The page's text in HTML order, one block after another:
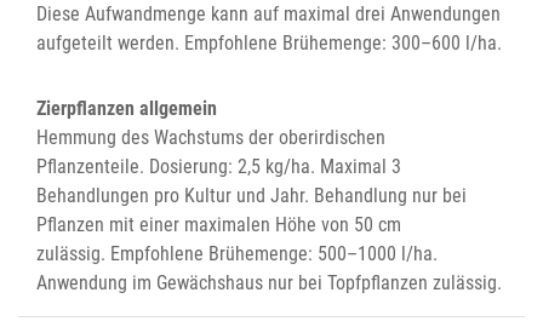
Diese Aufwandmenge kann auf maximal drei Anwendungen
aufgeteilt werden. Empfohlene Brühemenge: 300–600 l/ha.
Zierpflanzen allgemein
Hemmung des Wachstums der oberirdischen
Pflanzenteile. Dosierung: 2,5 kg/ha. Maximal 3
Behandlungen pro Kultur und Jahr. Behandlung nur bei
Pflanzen mit einer maximalen Höhe von 50 cm
zulässig. Empfohlene Brühemenge: 500–1000 l/ha.
Anwendung im Gewächshaus nur bei Topfpflanzen zulässig.